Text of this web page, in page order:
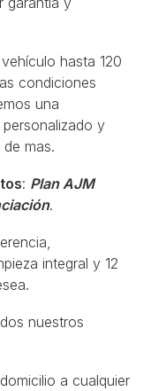
hasta 120
condiciones
una
y
mas.
: Plan AJM
.
integral y 12
nuestros
a cualquier